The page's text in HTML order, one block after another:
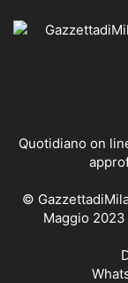
Quotidiano on
©
Maggio